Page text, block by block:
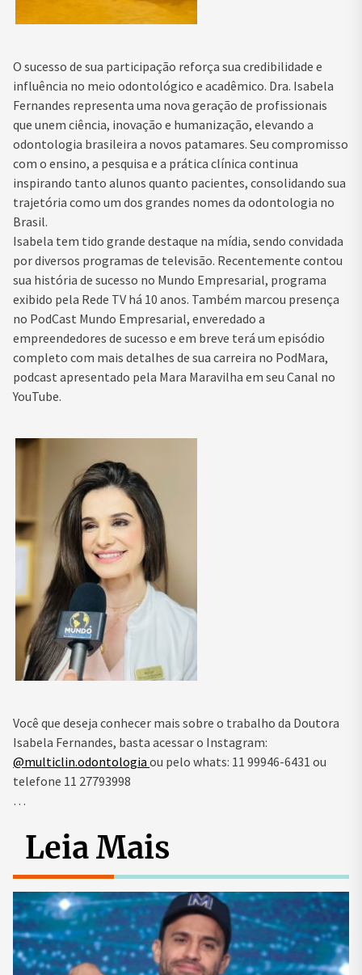
O sucesso de sua participação reforça sua credibilidade e
influência no meio odontológico e acadêmico. Dra. Isabela
Fernandes representa uma nova geração de profissionais
que unem ciência, inovação e humanização, elevando a
odontologia brasileira a novos patamares. Seu compromisso
com o ensino, a pesquisa e a prática clínica continua
inspirando tanto alunos quanto pacientes, consolidando sua
trajetória como um dos grandes nomes da odontologia no
Brasil.
Isabela tem tido grande destaque na mídia, sendo convidada
por diversos programas de televisão. Recentemente contou
sua história de sucesso no Mundo Empresarial, programa
exibido pela Rede TV há 10 anos. Também marcou presença
no PodCast Mundo Empresarial, enveredado a
empreendedores de sucesso e em breve terá um episódio
completo com mais detalhes de sua carreira no PodMara,
podcast apresentado pela Mara Maravilha em seu Canal no
YouTube.
Você que deseja conhecer mais sobre o trabalho da Doutora
Isabela Fernandes, basta acessar o Instagram:
@multiclin.odontologia ou pelo whats: 11 99946-6431 ou
telefone 11 27793998
…
Leia Mais